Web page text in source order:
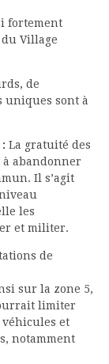
fortement
Village
de
uniques sont à
La gratuité des
abandonner
Il s’agit
les
et militer.
de
sur la zone 5,
limiter
et
notamment